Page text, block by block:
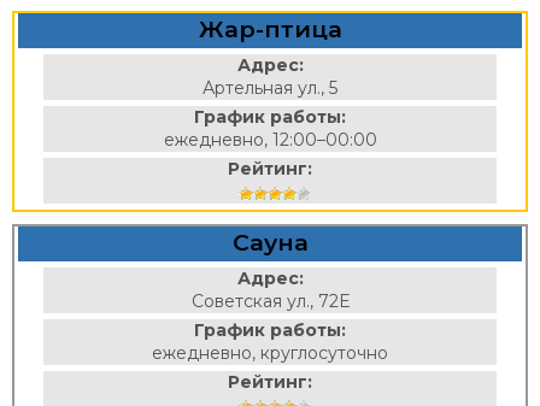
Жар-птица
Адрес:
Артельная ул., 5
График работы:
ежедневно, 12:00–00:00
Рейтинг:
Сауна
Адрес:
Советская ул., 72Е
График работы:
ежедневно, круглосуточно
Рейтинг: